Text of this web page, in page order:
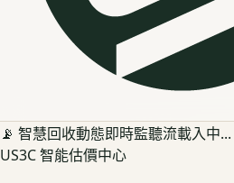
📡 智慧回收動態即時監聽流載入中...
US3C 智能估價中心